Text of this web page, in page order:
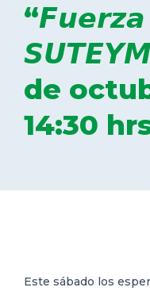
COMITÉ EJECUTIVO
COMISIÓN DE
SECCIONES
TRANSPARENCIA
de
14:30
Este sábado los